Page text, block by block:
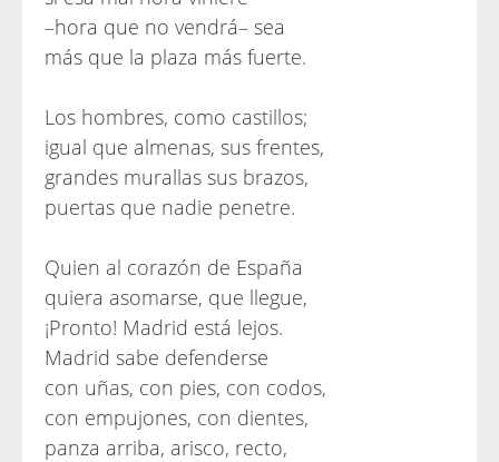
–hora que no vendrá– sea
más que la plaza más fuerte.
Los hombres, como castillos;
igual que almenas, sus frentes,
grandes murallas sus brazos,
puertas que nadie penetre.
Quien al corazón de España
quiera asomarse, que llegue,
¡Pronto! Madrid está lejos.
Madrid sabe defenderse
con uñas, con pies, con codos,
con empujones, con dientes,
panza arriba, arisco, recto,